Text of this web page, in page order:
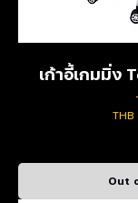
เก้าอี้เกมมิ่ง
Price
THB
Out